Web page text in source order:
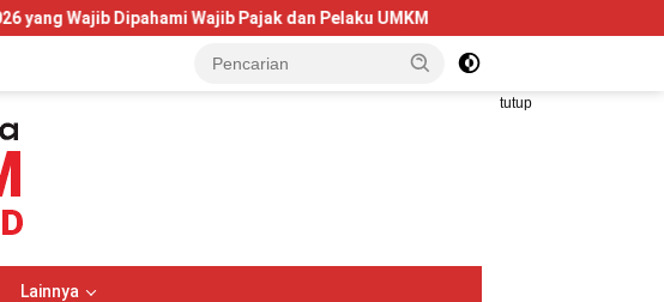
dan Pelaku UMKM Telkom University Dorong Kolaborasi AI dan
tutup
Lainnya